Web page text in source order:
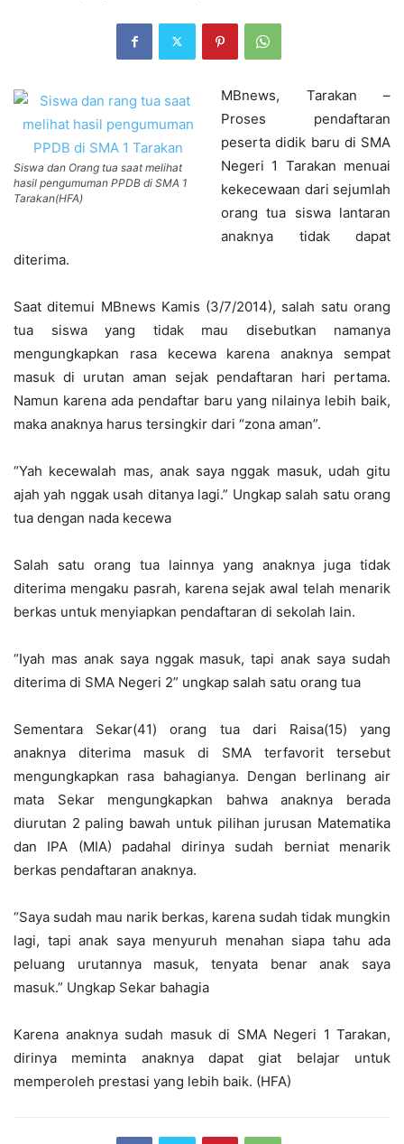
Siswa dan Orang tua saat melihat
hasil pengumuman PPDB di SMA 1
Tarakan(HFA)
MBnews, Tarakan –
Proses pendaftaran
peserta didik baru di SMA
Negeri 1 Tarakan menuai
kekecewaan dari sejumlah
orang tua siswa lantaran
anaknya tidak dapat
diterima.
Saat ditemui MBnews Kamis (3/7/2014), salah satu orang
tua siswa yang tidak mau disebutkan namanya
mengungkapkan rasa kecewa karena anaknya sempat
masuk di urutan aman sejak pendaftaran hari pertama.
Namun karena ada pendaftar baru yang nilainya lebih baik,
maka anaknya harus tersingkir dari “zona aman”.
“Yah kecewalah mas, anak saya nggak masuk, udah gitu
ajah yah nggak usah ditanya lagi.” Ungkap salah satu orang
tua dengan nada kecewa
Salah satu orang tua lainnya yang anaknya juga tidak
diterima mengaku pasrah, karena sejak awal telah menarik
berkas untuk menyiapkan pendaftaran di sekolah lain.
“Iyah mas anak saya nggak masuk, tapi anak saya sudah
diterima di SMA Negeri 2” ungkap salah satu orang tua
Sementara Sekar(41) orang tua dari Raisa(15) yang
anaknya diterima masuk di SMA terfavorit tersebut
mengungkapkan rasa bahagianya. Dengan berlinang air
mata Sekar mengungkapkan bahwa anaknya berada
diurutan 2 paling bawah untuk pilihan jurusan Matematika
dan IPA (MIA) padahal dirinya sudah berniat menarik
berkas pendaftaran anaknya.
“Saya sudah mau narik berkas, karena sudah tidak mungkin
lagi, tapi anak saya menyuruh menahan siapa tahu ada
peluang urutannya masuk, tenyata benar anak saya
masuk.” Ungkap Sekar bahagia
Karena anaknya sudah masuk di SMA Negeri 1 Tarakan,
dirinya meminta anaknya dapat giat belajar untuk
memperoleh prestasi yang lebih baik. (HFA)